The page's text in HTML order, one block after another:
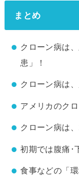
まとめ
クローン病は
患」！
クローン病は
アメリカのク
クローン病は
初期では腹痛･
食事などの「